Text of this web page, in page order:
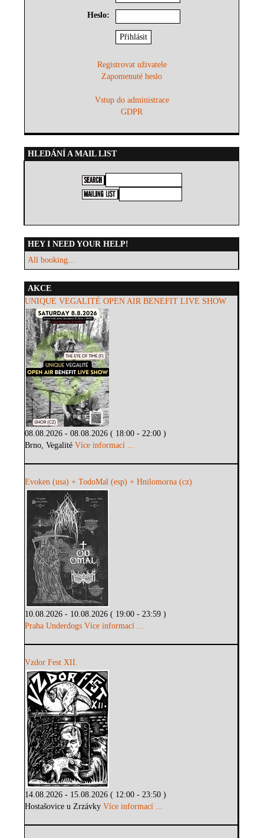
Heslo:
Registrovat uživatele
Zapomenuté heslo
Vstup do administrace
GDPR
HLEDÁNÍ A MAIL LIST
HEY I NEED YOUR HELP!
All booking...
AKCE
UNIQUE VEGALITÉ OPEN AIR BENEFIT LIVE SHOW
08.08.2026 - 08.08.2026 ( 18:00 - 22:00 )
Brno, VegalitéVíce informací ...
Evoken (usa) + TodoMal (esp) + Hnilomorna (cz)
10.08.2026 - 10.08.2026 ( 19:00 - 23:59 )
Praha Underdogs Více informací ...
Vzdor Fest XII.
14.08.2026 - 15.08.2026 ( 12:00 - 23:50 )
Hostašovice u ZrzávkyVíce informací ...